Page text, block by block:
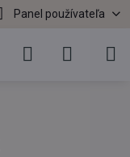
Panel používateľa